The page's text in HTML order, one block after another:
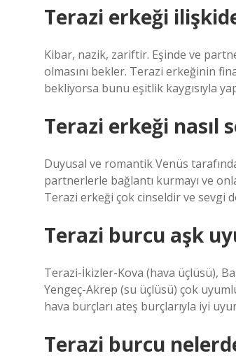
Terazi erkeği
Kibar, nazik, zariftir. Eşinde ve
olmasını bekler. Terazi erkeğinin
bekliyorsa bunu eşitlik kaygısıyla
Terazi erkeği nasıl
Duyusal ve romantik Venüs
partnerlerle bağlantı kurmayı ve
Terazi erkeği çok cinseldir ve sevgi
Terazi burcu aşk
Terazi-İkizler-Kova (hava üçlüsü),
Yengeç-Akrep (su üçlüsü) çok
hava burçları ateş burçlarıyla iyi
Terazi burcu